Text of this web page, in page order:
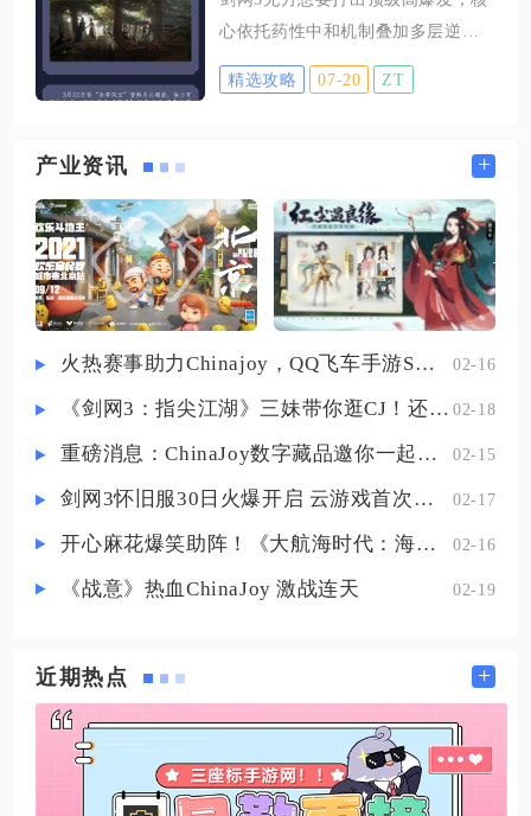
淆了限定家具与普通商店家具的获
至玄仙十阶即为仙阶玩法的毕业状
态，也是综合战力提升、解锁高阶
资源特权的核心成长目标。仙阶系
都依靠功勋值完成积累与结算，玄
仙作为顶端段位，所需累计功勋数
值远超前五阶，每周系统会固定进
行功勋核算，按照当期功勋总量
心依托药性中和机制叠加多层逆乱
debuff，搭配刀流三刀爆发连招与专
属奇穴、最优秘籍配置，在窗口期
杀与群体压制效率都能拉满，是当
竞技场单挑、多目标团战还是副本
高压爆发阶段都能稳定打出高额瞬
时伤害。无方的伤害根基在于寒
性、温性两种药性相互抵消触发的
无方中和效果，每一次中和都会为
越高，后续爆发技能引爆的总伤害
就越高，常规输出循环只是铺垫层
精选攻略 07-20 ZT
产业资讯 +
火热赛事助力Chinajoy，QQ飞车手游S联赛明星挑战赛8月1日打响！ 02-16
《剑网3：指尖江湖》三妹带你逛CJ！还有惊喜嘉宾现场约定你！ 02-18
重磅消息：ChinaJoy数字藏品邀你一起评选 02-15
剑网3怀旧服30日火爆开启 云游戏首次亮相CJ打造舒适畅玩体验 02-17
开心麻花爆笑助阵！《大航海时代：海上霸主》亮相China Joy 02-16
《战意》热血ChinaJoy 激战连天 02-19
近期热点 +